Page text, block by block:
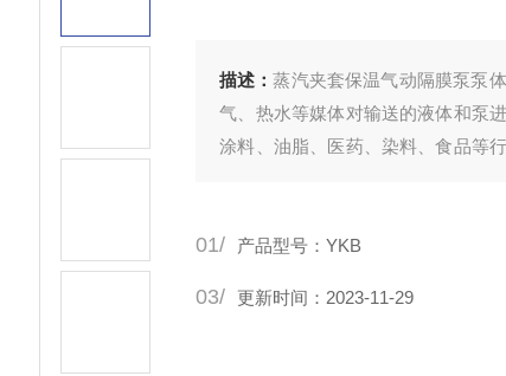
描述：蒸汽夹套保温气动隔膜泵泵
气、热水等媒体对输送的液体和泵
涂料、油脂、医药、染料、食品等
01/ 产品型号：YKB
03/ 更新时间：2023-11-29